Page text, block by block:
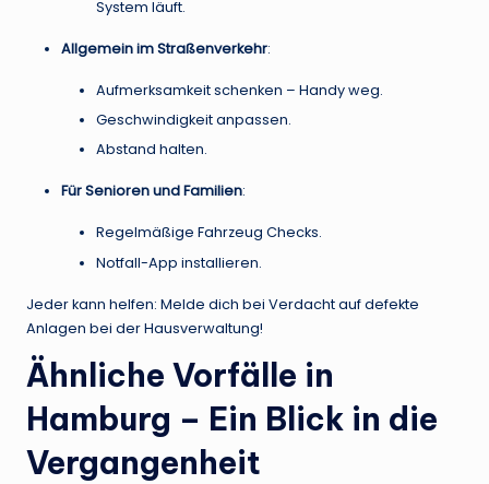
System läuft.
Allgemein im Straßenverkehr:
Aufmerksamkeit schenken – Handy weg.
Geschwindigkeit anpassen.
Abstand halten.
Für Senioren und Familien:
Regelmäßige Fahrzeug Checks.
Notfall-App installieren.
Jeder kann helfen: Melde dich bei Verdacht auf defekte
Anlagen bei der Hausverwaltung!
Ähnliche Vorfälle in
Hamburg – Ein Blick in die
Vergangenheit